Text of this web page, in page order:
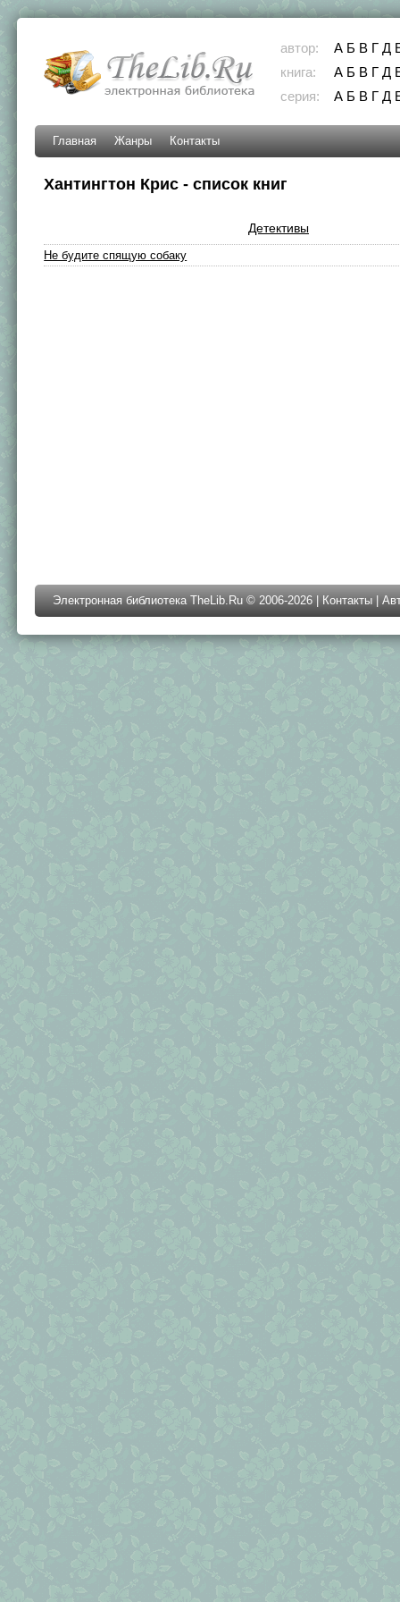
автор: А Б В Г Д
книга:
А Б В Г Д
серия:
А Б В Г Д
Главная Жанры Контакты
Хантингтон Крис - список книг
Детективы
Не будите спящую собаку
Электронная библиотека TheLib.Ru © 2006-2026 | Контакты |